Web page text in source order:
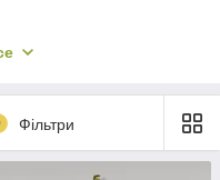
з міді і
Фільтри